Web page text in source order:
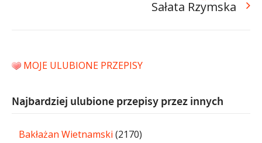
Sałata Rzymska
MOJE ULUBIONE PRZEPISY
Najbardziej ulubione przepisy przez innych
Bakłażan Wietnamski (2170)